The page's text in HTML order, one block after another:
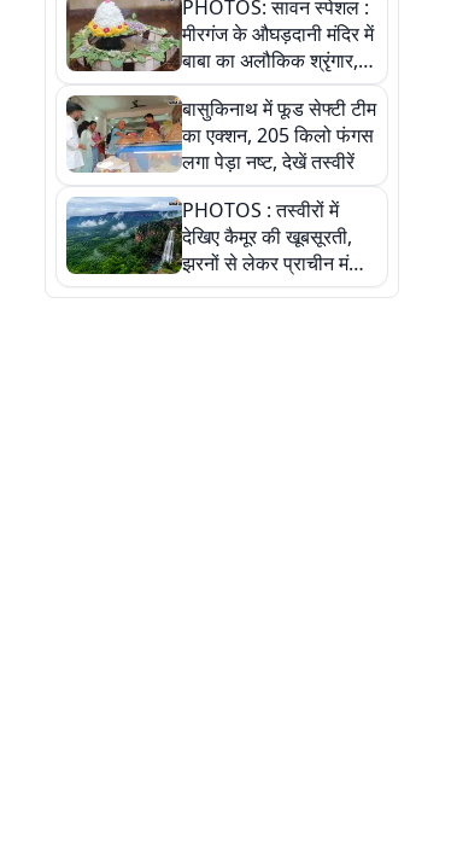
देखें
PHOTOS: सावन स्पेशल :
मीरगंज के औघड़दानी मंदिर में
बाबा का अलौकिक श्रृंगार,
तस्वीरों में देखें महादेव के कई
मनमोहक स्वरूप
बासुकिनाथ में फूड सेफ्टी टीम
का एक्शन, 205 किलो फंगस
लगा पेड़ा नष्ट, देखें तस्वीरें
PHOTOS : तस्वीरों में
देखिए कैमूर की खूबसूरती,
झरनों से लेकर प्राचीन मंदिरों
तक प्रकृति और आस्था का